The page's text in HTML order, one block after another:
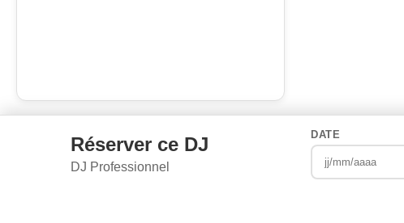
Réserver ce DJ
DJ Professionnel
DATE